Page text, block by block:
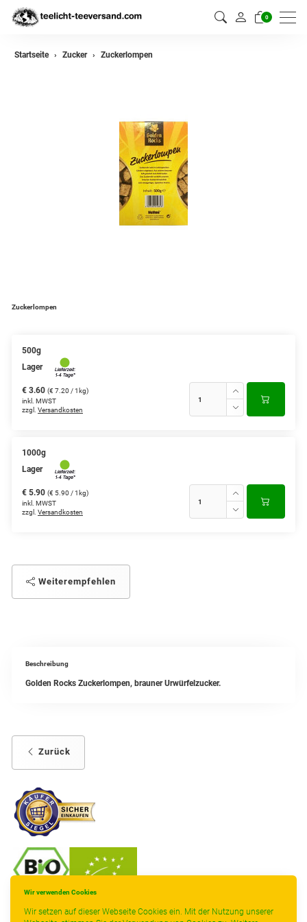
Wir verwenden Cookies
Wir setzen auf dieser Webseite Cookies ein. Mit der Nutzung unserer
0
Startseite Zucker Zuckerlompen
Zuckerlompen
500g
Lager
€ 3.60 (€ 7.20 / 1kg)
inkl. MWST
zzgl. Versandkosten
1000g
Lager
€ 5.90 (€ 5.90 / 1kg)
inkl. MWST
zzgl. Versandkosten
Weiterempfehlen
Beschreibung
Golden Rocks Zuckerlompen, brauner Urwürfelzucker.
Zurück
- ----------------